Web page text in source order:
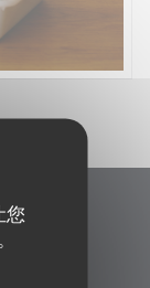
您
00H00